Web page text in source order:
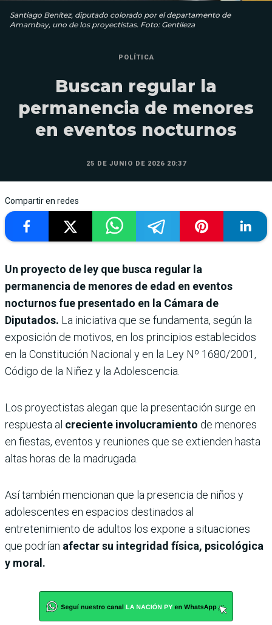
Santiago Benítez, diputado colorado por el departamento de
Amambay, uno de los proyectistas. Foto: Gentileza
POLÍTICA
Buscan regular la
permanencia de menores
en eventos nocturnos
25 DE JUNIO DE 2026 20:37
Compartir en redes
Un proyecto de ley que busca regular la
permanencia de menores de edad en eventos
nocturnos fue presentado en la Cámara de
Diputados. La iniciativa que se fundamenta, según la
exposición de motivos, en los principios establecidos
en la Constitución Nacional y en la Ley Nº 1680/2001,
Código de la Niñez y la Adolescencia.
Los proyectistas alegan que la presentación surge en
respuesta al creciente involucramiento de menores
en fiestas, eventos y reuniones que se extienden hasta
altas horas de la madrugada.
Así también mencionan que la presencia de niños y
adolescentes en espacios destinados al
entretenimiento de adultos los expone a situaciones
que podrían afectar su integridad física, psicológica
y moral.